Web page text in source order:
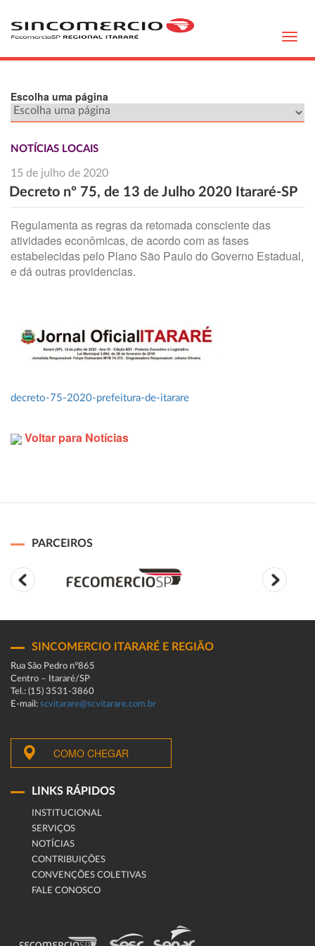
Escolha uma página
NOTÍCIAS LOCAIS
15 de julho de 2020
Decreto nº 75, de 13 de Julho 2020 Itararé-SP
Regulamenta as regras da retomada consciente das
atividades econômicas, de acordo com as fases
estabelecidas pelo Plano São Paulo do Governo Estadual,
e dá outras providencias.
decreto-75-2020-prefeitura-de-itarare
Voltar para Notícias
PARCEIROS
SINCOMERCIO ITARARÉ E REGIÃO
Rua São Pedro n°865
Centro – Itararé/SP
Tel.: (15) 3531-3860
E-mail: scvitarare@scvitarare.com.br
COMO CHEGAR
LINKS RÁPIDOS
INSTITUCIONAL
SERVIÇOS
NOTÍCIAS
CONTRIBUIÇÕES
CONVENÇÕES COLETIVAS
FALE CONOSCO